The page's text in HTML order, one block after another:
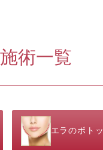
術一覧
エラのボト